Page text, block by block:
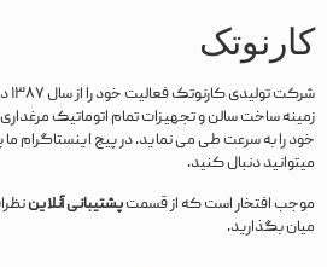
کارنوتک
زمینه ساخت سالن و تجهیزات تمام اتوماتیک مرغداری
خود را به سرعت طی می نماید. در پیج اینستاگرام ما
میتوانید دنبال کنید.
موجب افتخار است که از قسمتپشتیبانی آنلاین
میان بگذارید.